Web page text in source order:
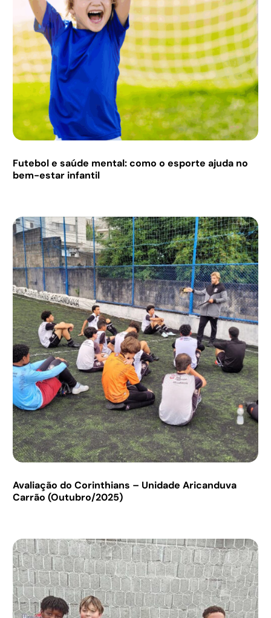
Futebol e saúde mental: como o esporte ajuda no
bem-estar infantil
Avaliação do Corinthians – Unidade Aricanduva
Carrão (Outubro/2025)